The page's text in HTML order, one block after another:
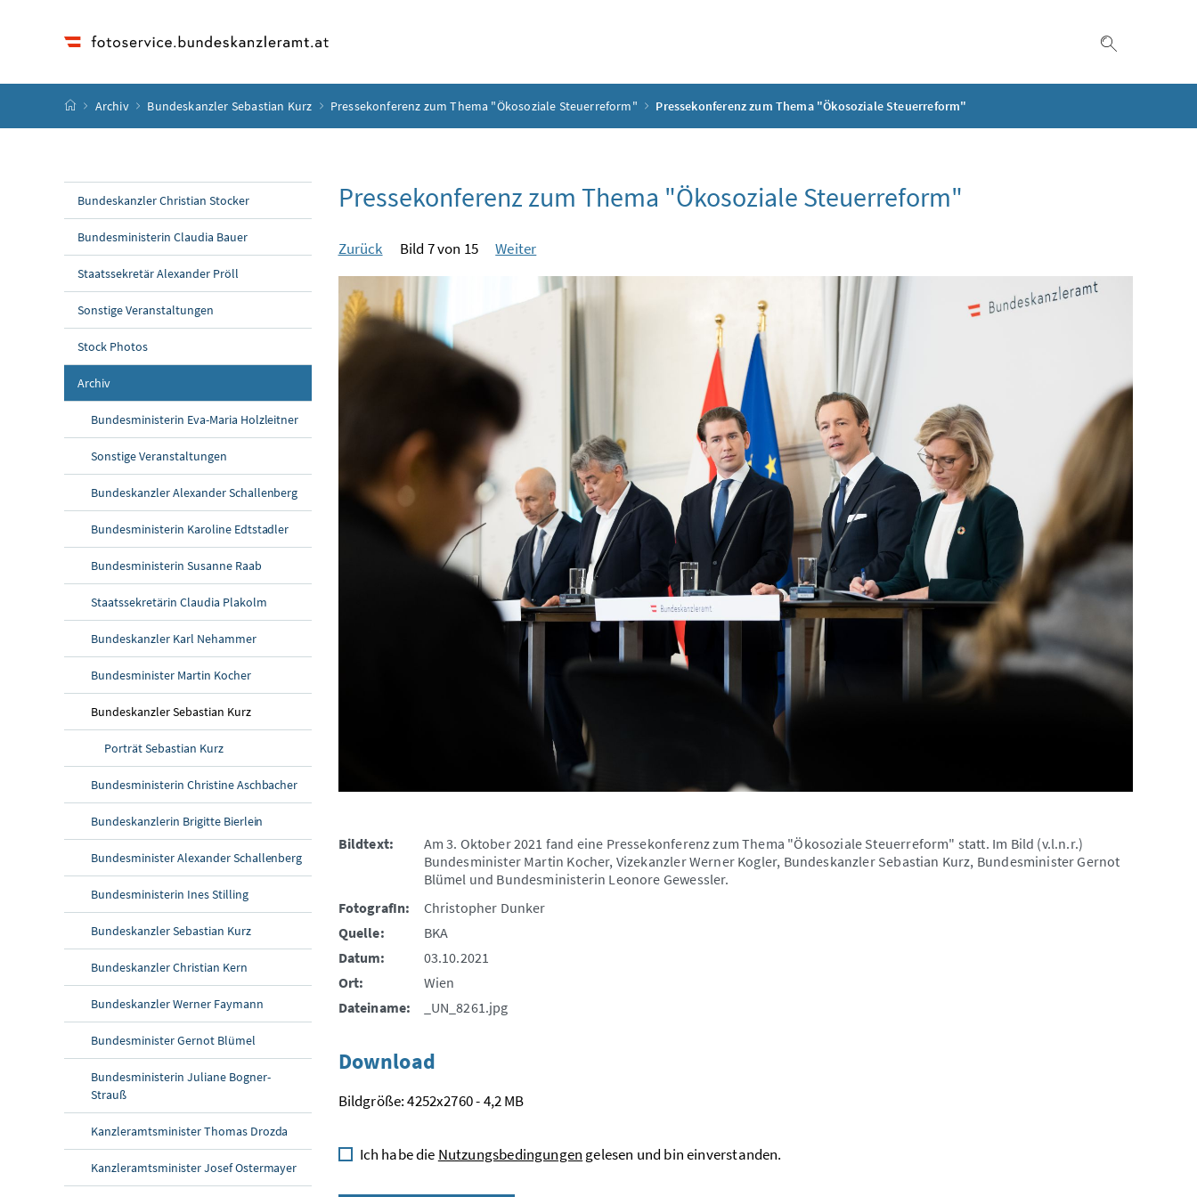
Startseite
Archiv Bundeskanzler Sebastian Kurz Pressekonferenz zum Thema "Ökosoziale Steuerreform" Pressekonferenz zum Thema "Ökosoziale Steuerreform"
Bundeskanzler Christian Stocker
Bundesministerin Claudia Bauer
Staatssekretär Alexander Pröll
Sonstige Veranstaltungen
Stock Photos
Archiv
Bundesministerin Eva-Maria Holzleitner
Sonstige Veranstaltungen
Bundeskanzler Alexander Schallenberg
Bundesministerin Karoline Edtstadler
Bundesministerin Susanne Raab
Staatssekretärin Claudia Plakolm
Bundeskanzler Karl Nehammer
Bundesminister Martin Kocher
Bundeskanzler Sebastian Kurz
Porträt Sebastian Kurz
Bundesministerin Christine Aschbacher
Bundeskanzlerin Brigitte Bierlein
Bundesminister Alexander Schallenberg
Bundesministerin Ines Stilling
Bundeskanzler Sebastian Kurz
Bundeskanzler Christian Kern
Bundeskanzler Werner Faymann
Bundesminister Gernot Blümel
Bundesministerin Juliane Bogner-
Strauß
Kanzleramtsminister Thomas Drozda
Kanzleramtsminister Josef Ostermayer
Pressekonferenz zum Thema "Ökosoziale Steuerreform"
Zurück Bild 7 von 15 Weiter
Bildtext:
Am 3. Oktober 2021 fand eine Pressekonferenz zum Thema "Ökosoziale Steuerreform" statt. Im Bild (v.l.n.r.)
Bundesminister Martin Kocher, Vizekanzler Werner Kogler, Bundeskanzler Sebastian Kurz, Bundesminister Gernot
Blümel und Bundesministerin Leonore Gewessler.
FotografIn:
Christopher Dunker
Quelle:
BKA
Datum:
03.10.2021
Ort:
Wien
Dateiname:
_UN_8261.jpg
Download
Bildgröße: 4252x2760 - 4,2 MB
Ich habe die Nutzungsbedingungen gelesen und bin einverstanden.